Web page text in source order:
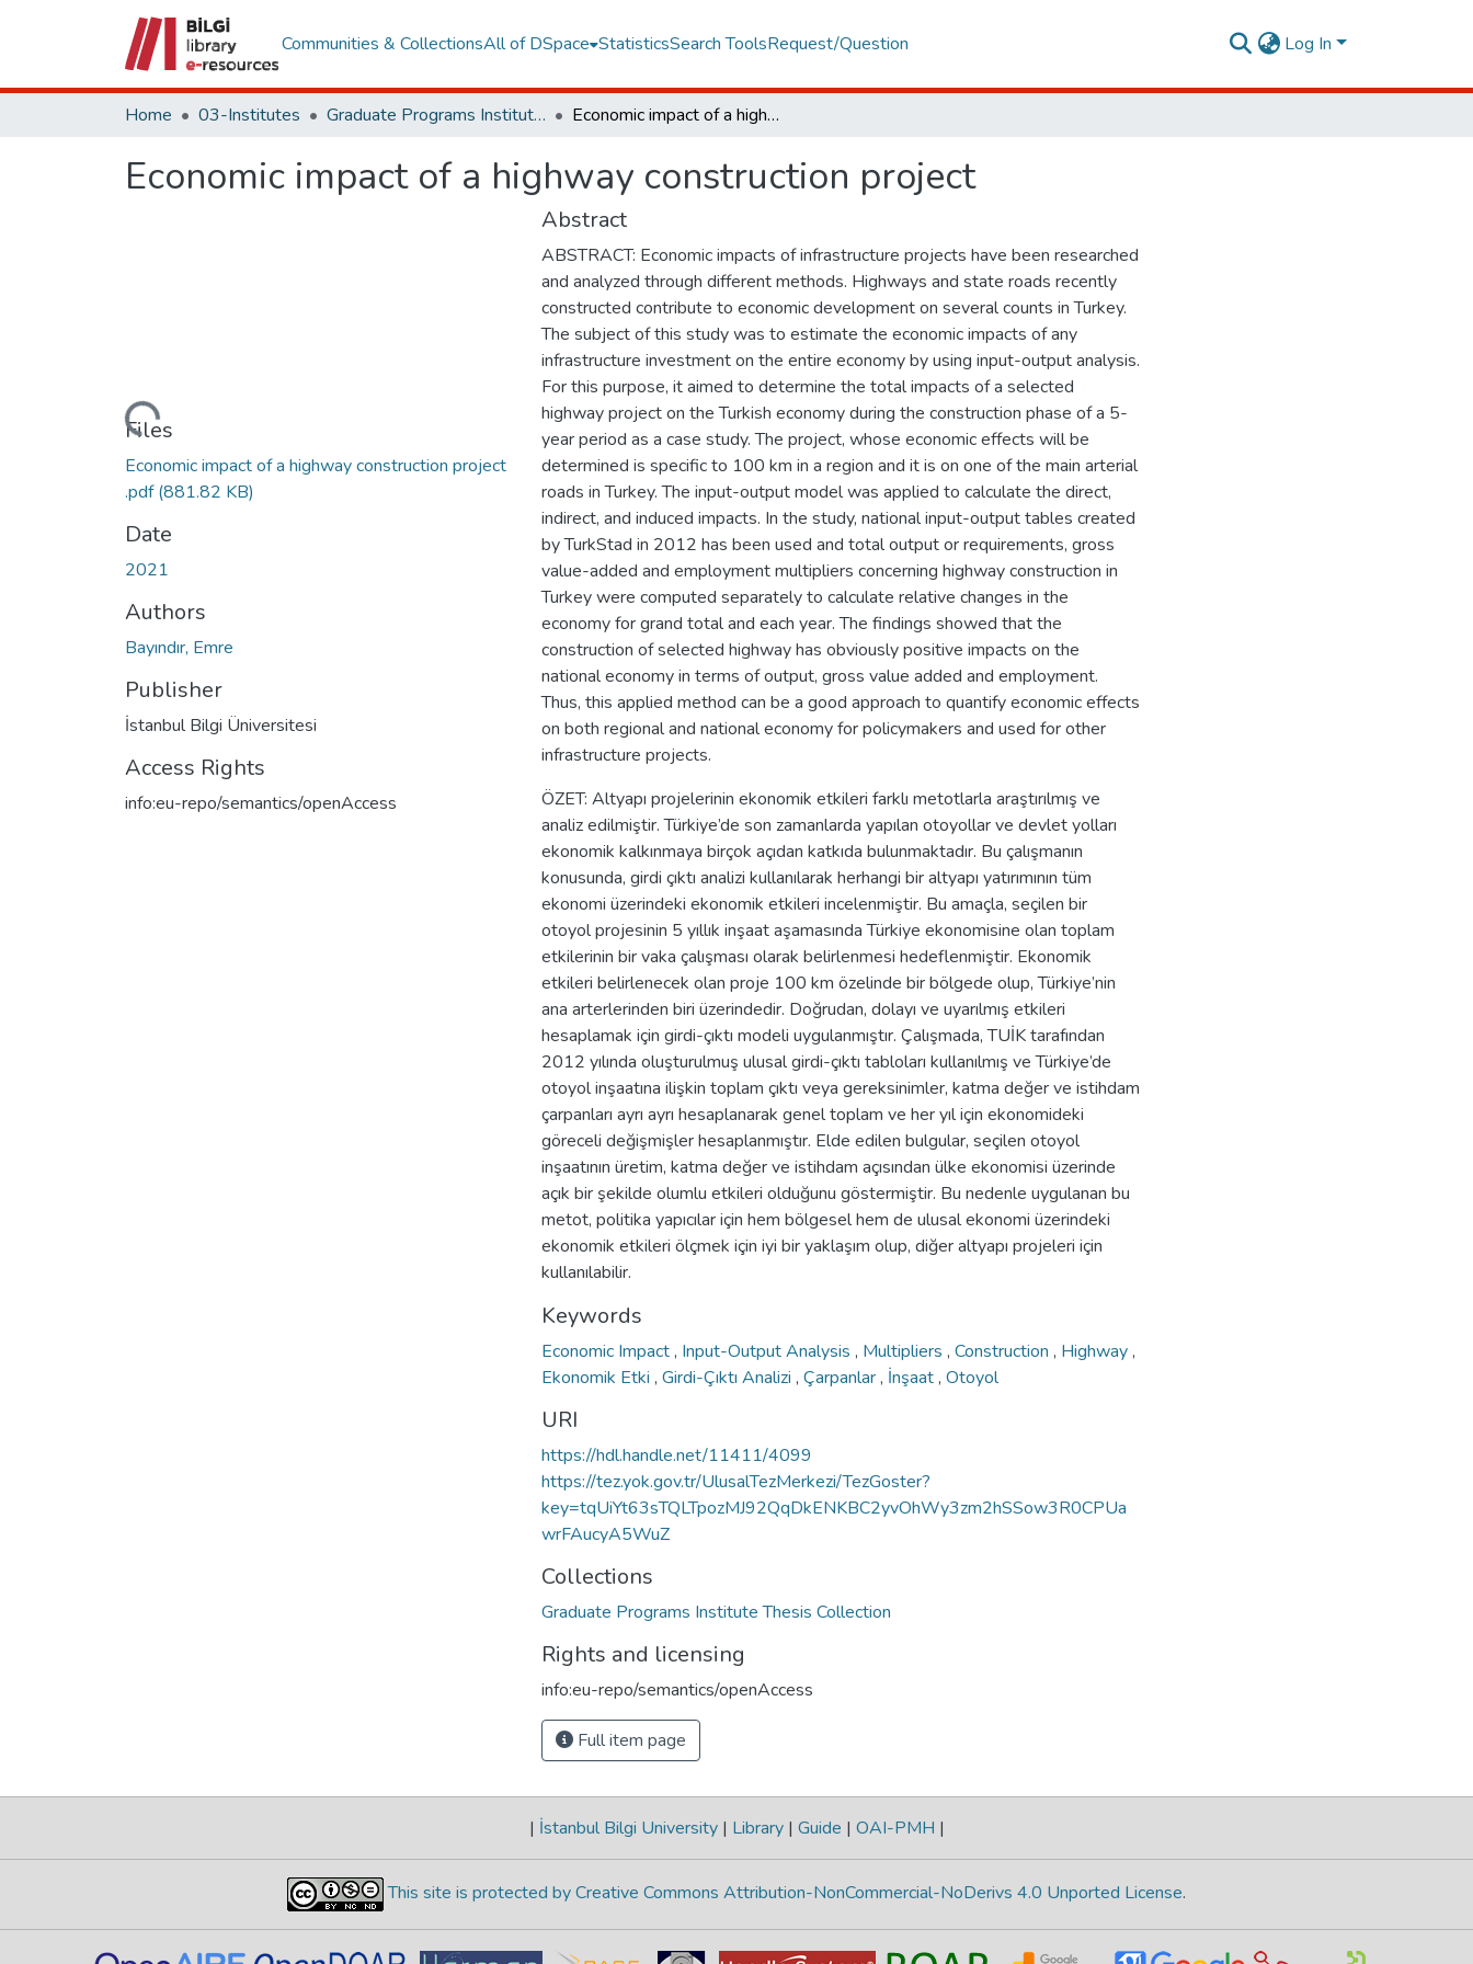
Communities & CollectionsAll of DSpace StatisticsSearch ToolsRequest/Question Log In
Home 03-Institutes Graduate Programs Institute Thesis Collection Economic impact of a highway construction project
Economic impact of a highway construction project
Loading...
Files
Economic impact of a highway construction project
.pdf(881.82 KB)
Date
2021
Authors
Bayındır, Emre
Publisher
İstanbul Bilgi Üniversitesi
Access Rights
info:eu-repo/semantics/openAccess
Abstract
ABSTRACT: Economic impacts of infrastructure projects have been researched
and analyzed through different methods. Highways and state roads recently
constructed contribute to economic development on several counts in Turkey.
The subject of this study was to estimate the economic impacts of any
infrastructure investment on the entire economy by using input-output analysis.
For this purpose, it aimed to determine the total impacts of a selected
highway project on the Turkish economy during the construction phase of a 5-
year period as a case study. The project, whose economic effects will be
determined is specific to 100 km in a region and it is on one of the main arterial
roads in Turkey. The input-output model was applied to calculate the direct,
indirect, and induced impacts. In the study, national input-output tables created
by TurkStad in 2012 has been used and total output or requirements, gross
value-added and employment multipliers concerning highway construction in
Turkey were computed separately to calculate relative changes in the
economy for grand total and each year. The findings showed that the
construction of selected highway has obviously positive impacts on the
national economy in terms of output, gross value added and employment.
Thus, this applied method can be a good approach to quantify economic effects
on both regional and national economy for policymakers and used for other
infrastructure projects.
ÖZET: Altyapı projelerinin ekonomik etkileri farklı metotlarla araştırılmış ve
analiz edilmiştir. Türkiye’de son zamanlarda yapılan otoyollar ve devlet yolları
ekonomik kalkınmaya birçok açıdan katkıda bulunmaktadır. Bu çalışmanın
konusunda, girdi çıktı analizi kullanılarak herhangi bir altyapı yatırımının tüm
ekonomi üzerindeki ekonomik etkileri incelenmiştir. Bu amaçla, seçilen bir
otoyol projesinin 5 yıllık inşaat aşamasında Türkiye ekonomisine olan toplam
etkilerinin bir vaka çalışması olarak belirlenmesi hedeflenmiştir. Ekonomik
etkileri belirlenecek olan proje 100 km özelinde bir bölgede olup, Türkiye’nin
ana arterlerinden biri üzerindedir. Doğrudan, dolayı ve uyarılmış etkileri
hesaplamak için girdi-çıktı modeli uygulanmıştır. Çalışmada, TUİK tarafından
2012 yılında oluşturulmuş ulusal girdi-çıktı tabloları kullanılmış ve Türkiye’de
otoyol inşaatına ilişkin toplam çıktı veya gereksinimler, katma değer ve istihdam
çarpanları ayrı ayrı hesaplanarak genel toplam ve her yıl için ekonomideki
göreceli değişmişler hesaplanmıştır. Elde edilen bulgular, seçilen otoyol
inşaatının üretim, katma değer ve istihdam açısından ülke ekonomisi üzerinde
açık bir şekilde olumlu etkileri olduğunu göstermiştir. Bu nedenle uygulanan bu
metot, politika yapıcılar için hem bölgesel hem de ulusal ekonomi üzerindeki
ekonomik etkileri ölçmek için iyi bir yaklaşım olup, diğer altyapı projeleri için
kullanılabilir.
Keywords
Economic Impact, Input-Output Analysis , Multipliers , Construction , Highway,
Ekonomik Etki , Girdi-Çıktı Analizi , Çarpanlar, İnşaat, Otoyol
URI
https://hdl.handle.net/11411/4099
https://tez.yok.gov.tr/UlusalTezMerkezi/TezGoster?
key=tqUiYt63sTQLTpozMJ92QqDkENKBC2yvOhWy3zm2hSSow3R0CPUa
wrFAucyA5WuZ
Collections
Graduate Programs Institute Thesis Collection
Rights and licensing
info:eu-repo/semantics/openAccess
Full item page
| İstanbul Bilgi University | Library | Guide | OAI-PMH |
This site is protected by Creative Commons Attribution-NonCommercial-NoDerivs 4.0 Unported License.